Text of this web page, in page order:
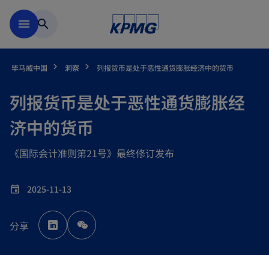
menu search
毕马威中国 洞察 列报货币是处于恶性通货膨胀经济中的货币
列报货币是处于恶性通货膨胀经
济中的货币
《国际会计准则第21号》最终修订发布
event 2025-11-13
分享 p
e
n